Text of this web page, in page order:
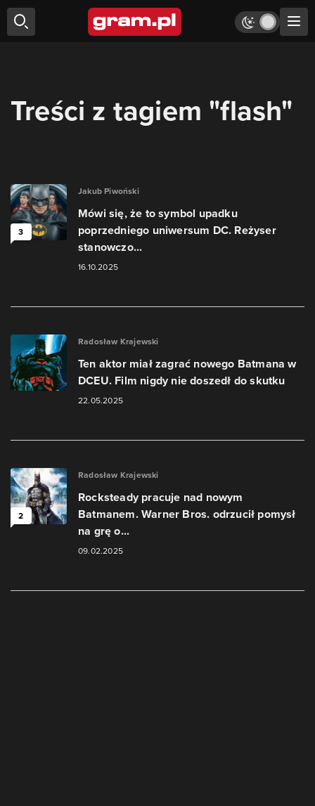
Treści z tagiem "flash"
3
Jakub Piwoński
Mówi się, że to symbol upadku
poprzedniego uniwersum DC. Reżyser
stanowczo...
16.10.2025
Radosław Krajewski
Ten aktor miał zagrać nowego Batmana w
DCEU. Film nigdy nie doszedł do skutku
22.05.2025
2
Radosław Krajewski
Rocksteady pracuje nad nowym
Batmanem. Warner Bros. odrzucił pomysł
na grę o...
09.02.2025